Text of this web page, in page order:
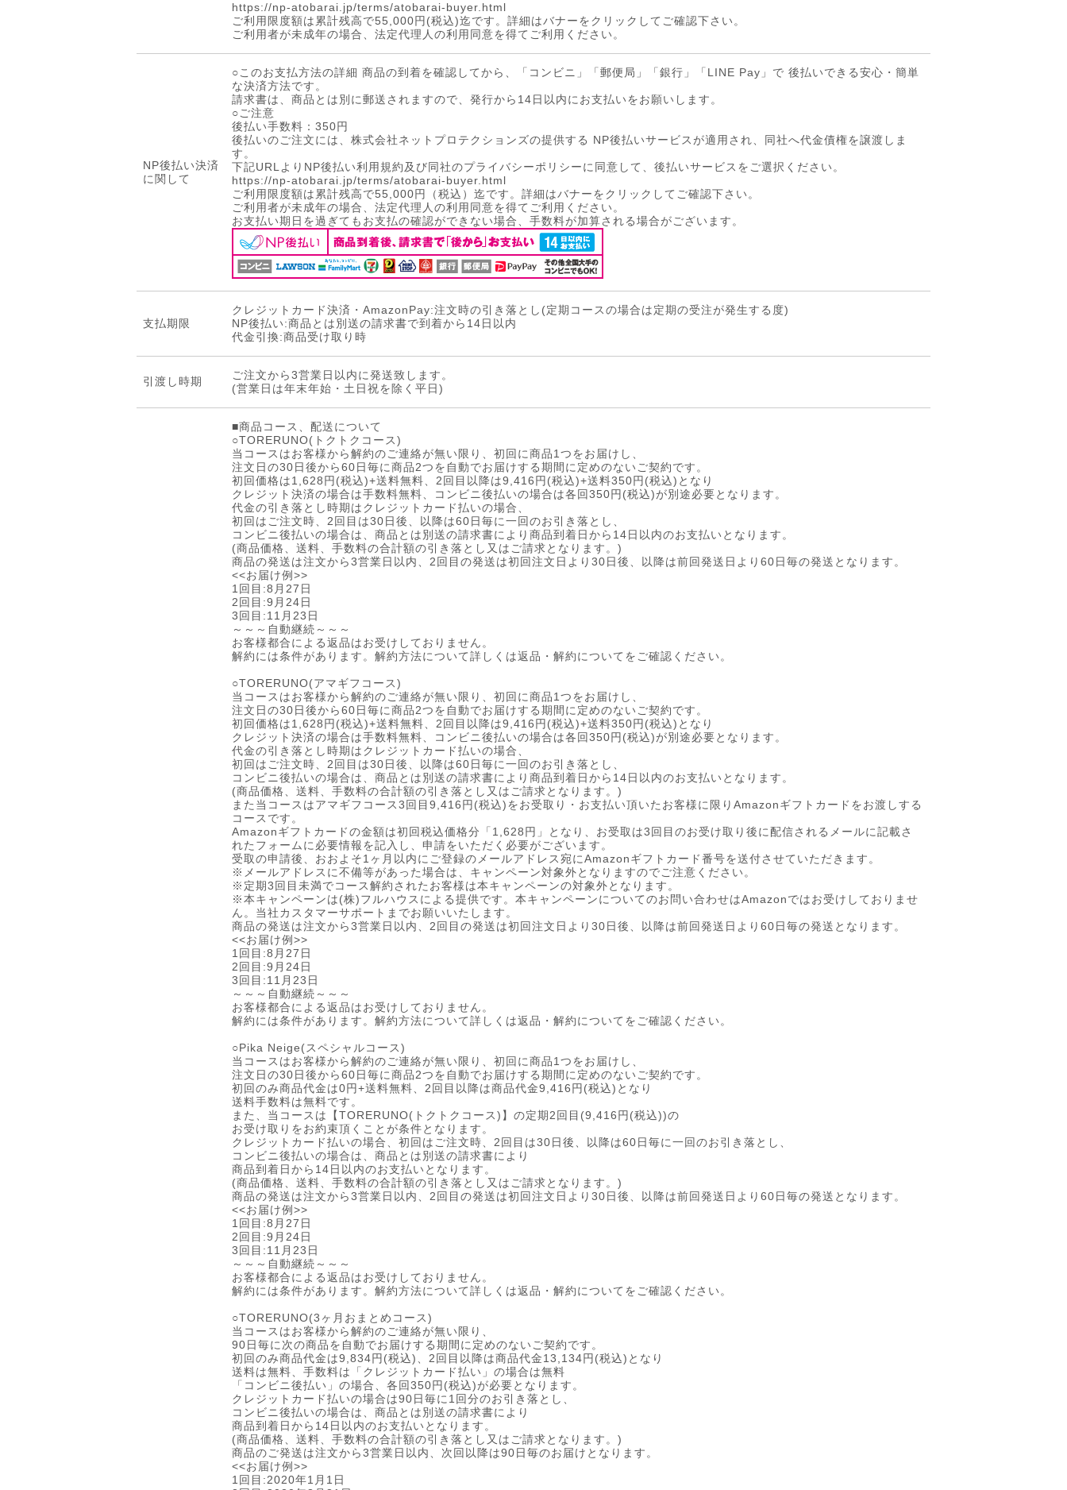
https://np-atobarai.jp/terms/atobarai-buyer.html
ご利用限度額は累計残高で55,000円(税込)迄です。詳細はバナーをクリックしてご確認下さい。
ご利用者が未成年の場合、法定代理人の利用同意を得てご利用ください。
NP後払い決済
に関して
○このお支払方法の詳細 商品の到着を確認してから、「コンビニ」「郵便局」「銀行」「LINE Pay」で 後払いできる安心・簡単
な決済方法です。
請求書は、商品とは別に郵送されますので、発行から14日以内にお支払いをお願いします。
○ご注意
後払い手数料：350円
後払いのご注文には、株式会社ネットプロテクションズの提供する NP後払いサービスが適用され、同社へ代金債権を譲渡しま
す。
下記URLよりNP後払い利用規約及び同社のプライバシーポリシーに同意して、後払いサービスをご選択ください。
https://np-atobarai.jp/terms/atobarai-buyer.html
ご利用限度額は累計残高で55,000円（税込）迄です。詳細はバナーをクリックしてご確認下さい。
ご利用者が未成年の場合、法定代理人の利用同意を得てご利用ください。
お支払い期日を過ぎてもお支払の確認ができない場合、手数料が加算される場合がございます。
支払期限
クレジットカード決済・AmazonPay:注文時の引き落とし(定期コースの場合は定期の受注が発生する度)
NP後払い:商品とは別送の請求書で到着から14日以内
代金引換:商品受け取り時
引渡し時期
ご注文から3営業日以内に発送致します。
(営業日は年末年始・土日祝を除く平日)
■商品コース、配送について
○TORERUNO(トクトクコース)
当コースはお客様から解約のご連絡が無い限り、初回に商品1つをお届けし、
注文日の30日後から60日毎に商品2つを自動でお届けする期間に定めのないご契約です。
初回価格は1,628円(税込)+送料無料、2回目以降は9,416円(税込)+送料350円(税込)となり
クレジット決済の場合は手数料無料、コンビニ後払いの場合は各回350円(税込)が別途必要となります。
代金の引き落とし時期はクレジットカード払いの場合、
初回はご注文時、2回目は30日後、以降は60日毎に一回のお引き落とし、
コンビニ後払いの場合は、商品とは別送の請求書により商品到着日から14日以内のお支払いとなります。
(商品価格、送料、手数料の合計額の引き落とし又はご請求となります。)
商品の発送は注文から3営業日以内、2回目の発送は初回注文日より30日後、以降は前回発送日より60日毎の発送となります。
<<お届け例>>
1回目:8月27日
2回目:9月24日
3回目:11月23日
～～～自動継続～～～
お客様都合による返品はお受けしておりません。
解約には条件があります。解約方法について詳しくは返品・解約についてをご確認ください。
○TORERUNO(アマギフコース)
当コースはお客様から解約のご連絡が無い限り、初回に商品1つをお届けし、
注文日の30日後から60日毎に商品2つを自動でお届けする期間に定めのないご契約です。
初回価格は1,628円(税込)+送料無料、2回目以降は9,416円(税込)+送料350円(税込)となり
クレジット決済の場合は手数料無料、コンビニ後払いの場合は各回350円(税込)が別途必要となります。
代金の引き落とし時期はクレジットカード払いの場合、
初回はご注文時、2回目は30日後、以降は60日毎に一回のお引き落とし、
コンビニ後払いの場合は、商品とは別送の請求書により商品到着日から14日以内のお支払いとなります。
(商品価格、送料、手数料の合計額の引き落とし又はご請求となります。)
また当コースはアマギフコース3回目9,416円(税込)をお受取り・お支払い頂いたお客様に限りAmazonギフトカードをお渡しする
コースです。
Amazonギフトカードの金額は初回税込価格分「1,628円」となり、お受取は3回目のお受け取り後に配信されるメールに記載さ
れたフォームに必要情報を記入し、申請をいただく必要がございます。
受取の申請後、おおよそ1ヶ月以内にご登録のメールアドレス宛にAmazonギフトカード番号を送付させていただきます。
※メールアドレスに不備等があった場合は、キャンペーン対象外となりますのでご注意ください。
※定期3回目未満でコース解約されたお客様は本キャンペーンの対象外となります。
※本キャンペーンは(株)フルハウスによる提供です。本キャンペーンについてのお問い合わせはAmazonではお受けしておりませ
ん。当社カスタマーサポートまでお願いいたします。
商品の発送は注文から3営業日以内、2回目の発送は初回注文日より30日後、以降は前回発送日より60日毎の発送となります。
<<お届け例>>
1回目:8月27日
2回目:9月24日
3回目:11月23日
～～～自動継続～～～
お客様都合による返品はお受けしておりません。
解約には条件があります。解約方法について詳しくは返品・解約についてをご確認ください。
○Pika Neige(スペシャルコース)
当コースはお客様から解約のご連絡が無い限り、初回に商品1つをお届けし、
注文日の30日後から60日毎に商品2つを自動でお届けする期間に定めのないご契約です。
初回のみ商品代金は0円+送料無料、2回目以降は商品代金9,416円(税込)となり
送料手数料は無料です。
また、当コースは【TORERUNO(トクトクコース)】の定期2回目(9,416円(税込))の
お受け取りをお約束頂くことが条件となります。
クレジットカード払いの場合、初回はご注文時、2回目は30日後、以降は60日毎に一回のお引き落とし、
コンビニ後払いの場合は、商品とは別送の請求書により
商品到着日から14日以内のお支払いとなります。
(商品価格、送料、手数料の合計額の引き落とし又はご請求となります。)
商品の発送は注文から3営業日以内、2回目の発送は初回注文日より30日後、以降は前回発送日より60日毎の発送となります。
<<お届け例>>
1回目:8月27日
2回目:9月24日
3回目:11月23日
～～～自動継続～～～
お客様都合による返品はお受けしておりません。
解約には条件があります。解約方法について詳しくは返品・解約についてをご確認ください。
○TORERUNO(3ヶ月おまとめコース)
当コースはお客様から解約のご連絡が無い限り、
90日毎に次の商品を自動でお届けする期間に定めのないご契約です。
初回のみ商品代金は9,834円(税込)、2回目以降は商品代金13,134円(税込)となり
送料は無料、手数料は「クレジットカード払い」の場合は無料
「コンビニ後払い」の場合、各回350円(税込)が必要となります。
クレジットカード払いの場合は90日毎に1回分のお引き落とし、
コンビニ後払いの場合は、商品とは別送の請求書により
商品到着日から14日以内のお支払いとなります。
(商品価格、送料、手数料の合計額の引き落とし又はご請求となります。)
商品のご発送は注文から3営業日以内、次回以降は90日毎のお届けとなります。
<<お届け例>>
1回目:2020年1月1日